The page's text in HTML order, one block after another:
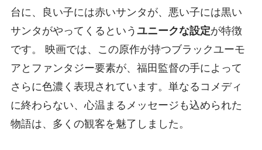
台に、良い子には赤いサンタが、悪い子には黒い
サンタがやってくるという ユニークな設定が特徴
です。 映画では、この原作が持つブラックユーモ
アとファンタジー要素が、福田監督の手によって
さらに色濃く表現されています。単なるコメディ
に終わらない、心温まるメッセージも込められた
物語は、多くの観客を魅了しました。